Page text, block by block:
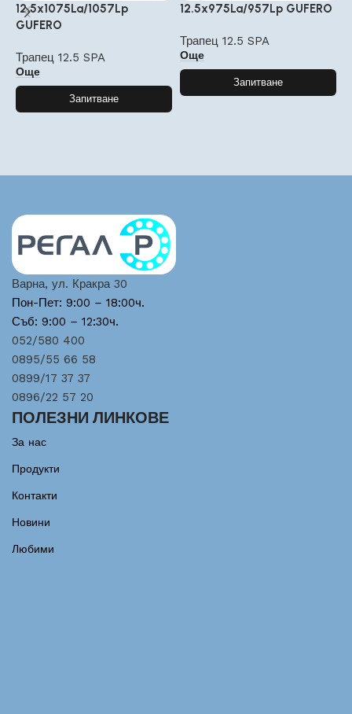
12.5x1075La/1057Lp
GUFERO
Трапец 12.5 SPA
Още
Запитване
12.5x975La/957Lp GUFERO
Трапец 12.5 SPA
Още
Запитване
Варна, ул. Кракра 30
Пон-Пет: 9:00 – 18:00ч.
Съб: 9:00 – 12:30ч.
052/580 400
0895/55 66 58
0899/17 37 37
0896/22 57 20
ПОЛЕЗНИ ЛИНКОВЕ
За нас
Продукти
Контакти
Новини
Любими